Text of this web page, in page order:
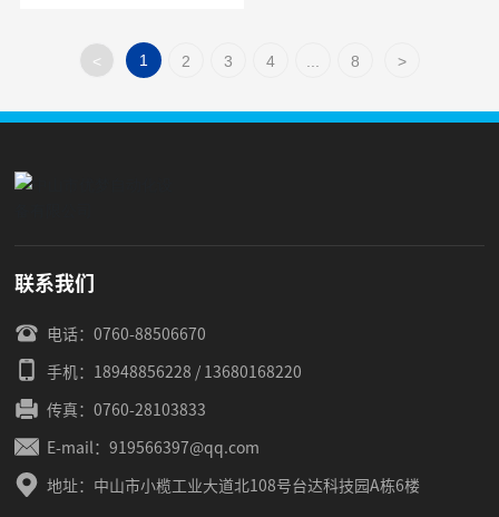
< 1 2 3 4 8 >
联系我们
电话：0760-88506670
手机： 18948856228 / 13680168220
传真：0760-28103833
E-mail：919566397@qq.com
地址：中山市小榄工业大道北108号台达科技园A栋6楼